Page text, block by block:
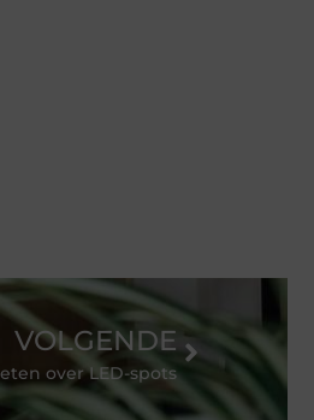
VOLGENDE
over LED-spots